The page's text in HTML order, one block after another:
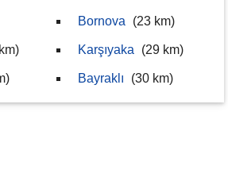
Bornova (23 km)
Karşıyaka (29 km)
Bayraklı (30 km)